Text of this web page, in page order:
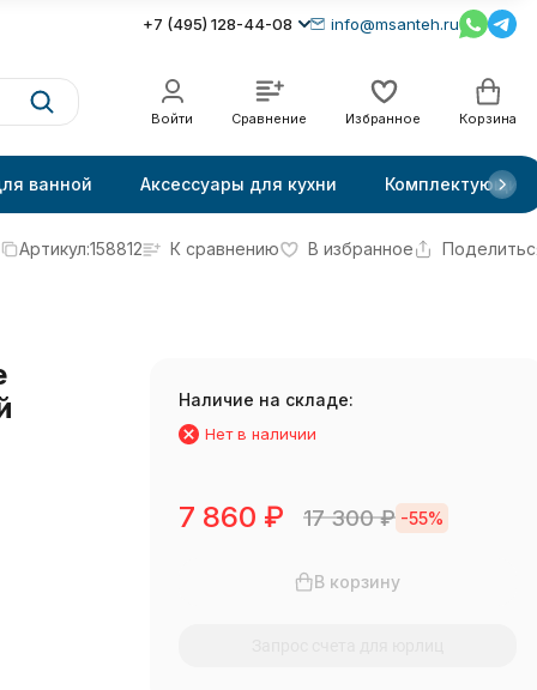
+7 (495) 128-44-08 info@msanteh.ru
Войти Сравнение Избранное Корзина
ванной Аксессуары для кухни Комплектующие
Артикул:158812 К сравнению В избранное
Наличие на складе:
Нет в наличии
7 860 ₽ 17 300₽ -55%
В корзину